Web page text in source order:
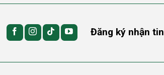
Đăng ký nhận tin